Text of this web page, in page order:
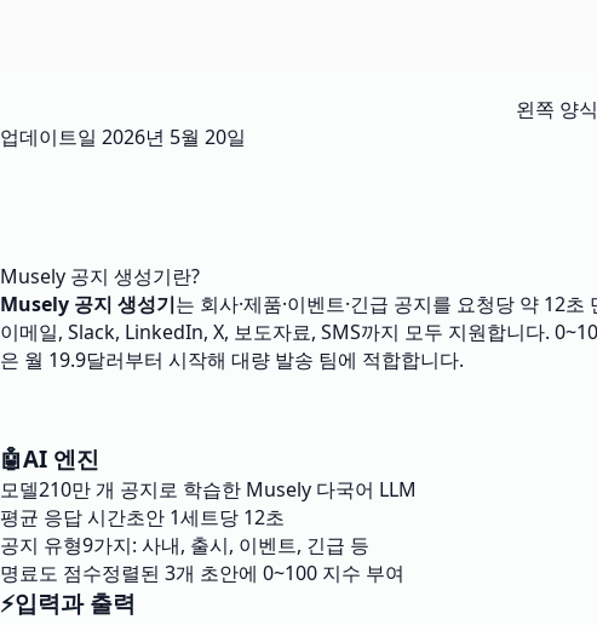
왼쪽 양
업데이트일 2026년 5월 20일
Musely 공지 생성기란?
Musely 공지 생성기는 회사·제품·이벤트·긴급 공지를 요청당 약 12
이메일, Slack, LinkedIn, X, 보도자료, SMS까지 모두 지원합니다.
은 월 19.9달러부터 시작해 대량 발송 팀에 적합합니다.
🤖AI 엔진
모델210만 개 공지로 학습한 Musely 다국어 LLM
평균 응답 시간초안 1세트당 12초
공지 유형9가지: 사내, 출시, 이벤트, 긴급 등
명료도 점수정렬된 3개 초안에 0~100 지수 부여
⚡입력과 출력